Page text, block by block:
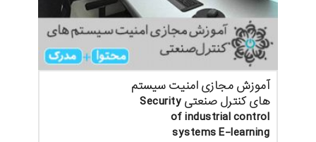
آموزش مجازی امنیت سیستم
های کنترل صنعتی Security
of industrial control
systems E-learning